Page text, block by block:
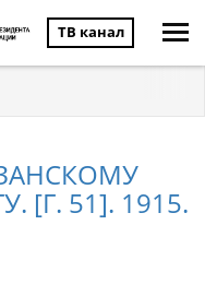
ТВ канал
[Г. 51]. 1915.